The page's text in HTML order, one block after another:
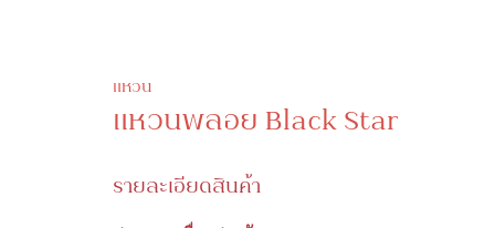
แหวน
แหวนพลอย Black Star
รายละเอียดสินค้า